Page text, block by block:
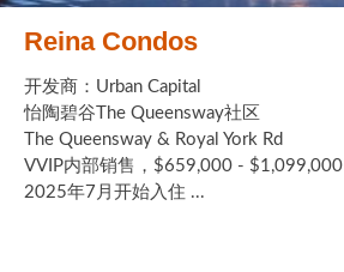
Reina Condos
开发商：Urban Capital
怡陶碧谷The Queensway社区
The Queensway & Royal York Rd
VVIP内部销售，$659,000 - $1,099,000
2025年7月开始入住 ...